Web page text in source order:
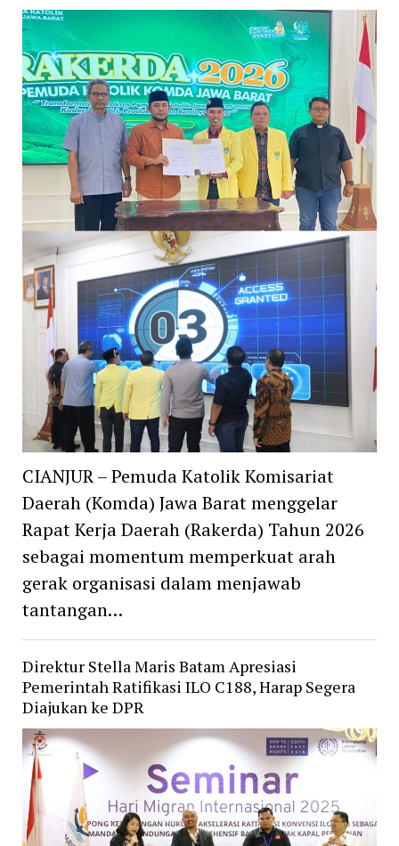
CIANJUR – Pemuda Katolik Komisariat
Daerah (Komda) Jawa Barat menggelar
Rapat Kerja Daerah (Rakerda) Tahun 2026
sebagai momentum memperkuat arah
gerak organisasi dalam menjawab
tantangan…
Direktur Stella Maris Batam Apresiasi
Pemerintah Ratifikasi ILO C188, Harap Segera
Diajukan ke DPR